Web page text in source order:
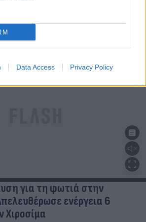
Data Access Privacy Policy
για τη φωτιά στην
ενέργεια 6
Χιροσίμα